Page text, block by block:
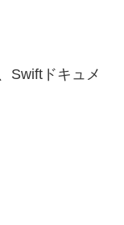
Swiftドキュメ